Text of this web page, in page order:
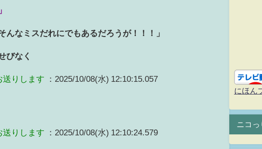
んなミスだれにでもあるだろうが！！！」
びなく
送りします ：2025/10/08(水) 12:10:15.057
送りします ：2025/10/08(水) 12:10:24.579
にほん
ニコ